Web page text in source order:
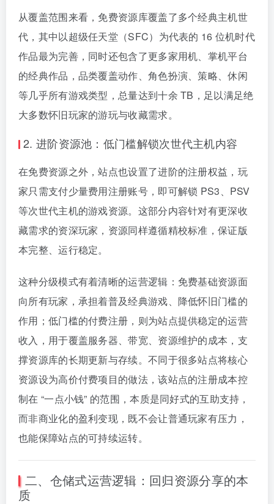
从覆盖范围来看，免费资源库覆盖了多个经典主机世
代，其中以超级任天堂（SFC）为代表的 16 位机时代
作品最为完善，同时还包含了更多家用机、掌机平台
的经典作品，品类覆盖动作、角色扮演、策略、休闲
等几乎所有游戏类型，总量达到十余 TB，足以满足绝
大多数怀旧玩家的游玩与收藏需求。
2. 进阶资源池：低门槛解锁次世代主机内容
在免费资源之外，站点也设置了进阶的注册权益，玩
家只需支付少量费用注册账号，即可解锁 PS3、PSV
等次世代主机的游戏资源。这部分内容针对有更深收
藏需求的资深玩家，资源同样遵循精校标准，保证版
本完整、运行稳定。
这种分级模式有着清晰的运营逻辑：免费基础资源面
向所有玩家，承担着普及经典游戏、降低怀旧门槛的
作用；低门槛的付费注册，则为站点提供稳定的运营
收入，用于覆盖服务器、带宽、资源维护的成本，支
撑资源库的长期更新与存续。不同于很多站点将核心
资源设为高价付费项目的做法，该站点的注册成本控
制在 “一点小钱” 的范围，本质是同好式的互助支持，
而非商业化的盈利变现，既不会让普通玩家有压力，
也能保障站点的可持续运转。
二、仓储式运营逻辑：回归资源分享的本
质